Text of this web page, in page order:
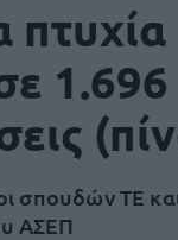
1.696
σπουδών ΤΕ
ΑΣΕΠ